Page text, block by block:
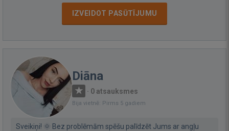
IZVEIDOT PASŪTĪJUMU
Diāna
· 0 atsauksmes
Bija vietnē: Pirms 5 gadiem
Sveikiņi! 🌞 Bez problēmām spēšu palīdzēt Jums ar angļu